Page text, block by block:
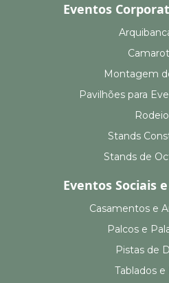
Eventos
Montagem
Pavilhões para
Stands
Stands de
Eventos Sociais
Casamentos e
Palcos e
Pistas de
Tablados e